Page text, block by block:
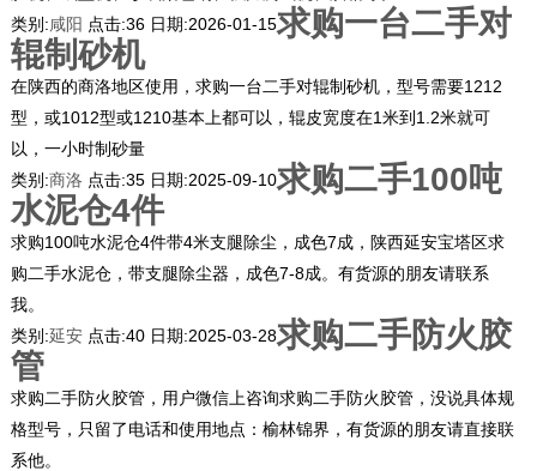
类别:咸阳 点击:36 日期:2026-01-15求购一台二手对
辊制砂机
在陕西的商洛地区使用，求购一台二手对辊制砂机，型号需要1212
型，或1012型或1210基本上都可以，辊皮宽度在1米到1.2米就可
以，一小时制砂量
类别:商洛 点击:35 日期:2025-09-10求购二手100吨
水泥仓4件
求购100吨水泥仓4件带4米支腿除尘，成色7成，陕西延安宝塔区求
购二手水泥仓，带支腿除尘器，成色7-8成。有货源的朋友请联系
我。
类别:延安 点击:40 日期:2025-03-28求购二手防火胶
管
求购二手防火胶管，用户微信上咨询求购二手防火胶管，没说具体规
格型号，只留了电话和使用地点：榆林锦界，有货源的朋友请直接联
系他。